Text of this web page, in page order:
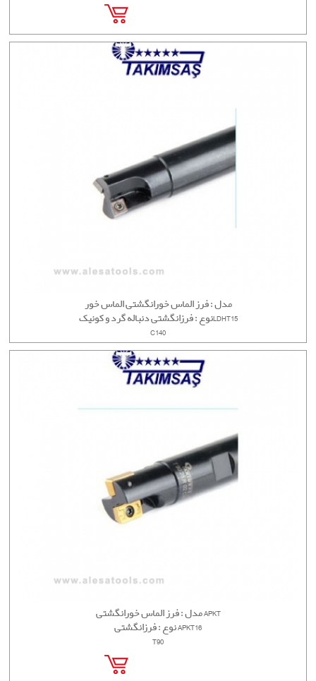
مدل : فرز الماس خورانگشتی الماس خور
نوع : فرزانگشتی دنباله گرد و کونیکLDHT15
C140
مدل : فرز الماس خورانگشتی APKT
نوع : فرزانگشتی APKT16
T90